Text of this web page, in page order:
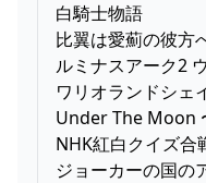
白騎士物語
比翼は愛薊の彼方
ルミナスアーク2
ワリオランドシェ
Under The Moon
NHK紅白クイズ合
ジョーカーの国